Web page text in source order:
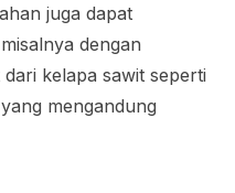
juga dapat
dengan
kelapa sawit seperti
mengandung